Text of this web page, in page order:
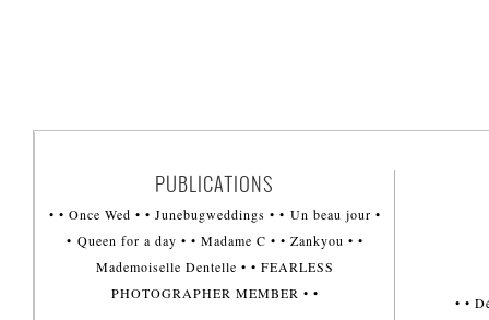
PUBLICATIONS
• • Once Wed • • Junebugweddings • • Un beau jour •
• Queen for a day • • Madame C • • Zankyou • •
Mademoiselle Dentelle • • FEARLESS
PHOTOGRAPHER MEMBER • •
• •